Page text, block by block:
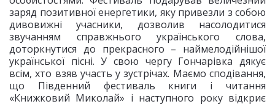
заряд позитивної енергетики, яку привезли з собою
дивовижні учасники, дозволив насолодитися
звучанням справжнього українського слова,
доторкнутися до прекрасного – наймелодійнішої
української пісні. У свою чергу Гончарівка дякує
всім, хто взяв участь у зустрічах. Маємо сподівання,
що Південний фестиваль книги і читання
«Книжковий Миколай» і наступного року відкриє